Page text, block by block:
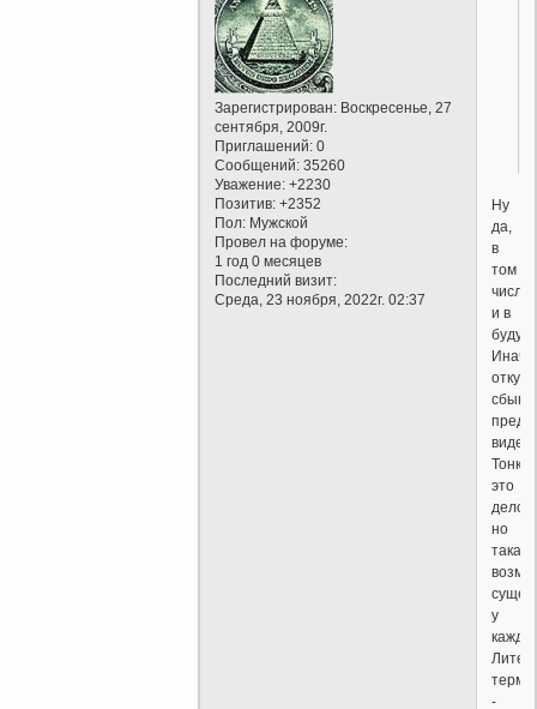
Зарегистрирован: Воскресенье, 27
сентября, 2009г.
Приглашений: 0
Сообщений: 35260
Уважение: +2230
Позитив: +2352
Пол: Мужской
Провел на форуме:
1 год 0 месяцев
Последний визит:
Среда, 23 ноября, 2022г. 02:37
Ну
да,
в
том
числе
и в
Иначе
откуда
Тонкое
это
дело,
но
такая
у
-